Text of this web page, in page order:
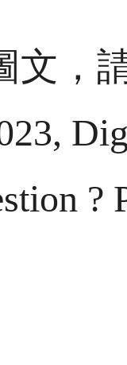
文，
?